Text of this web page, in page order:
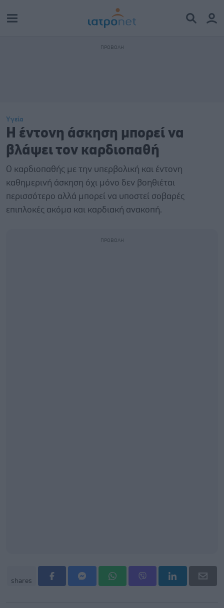
Υγεία
Η έντονη άσκηση μπορεί να
βλάψει τον καρδιοπαθή
Ο καρδιοπαθής με την υπερβολική και έντονη
καθημερινή άσκηση όχι μόνο δεν βοηθιέται
περισσότερο αλλά μπορεί να υποστεί σοβαρές
επιπλοκές ακόμα και καρδιακή ανακοπή.
shares